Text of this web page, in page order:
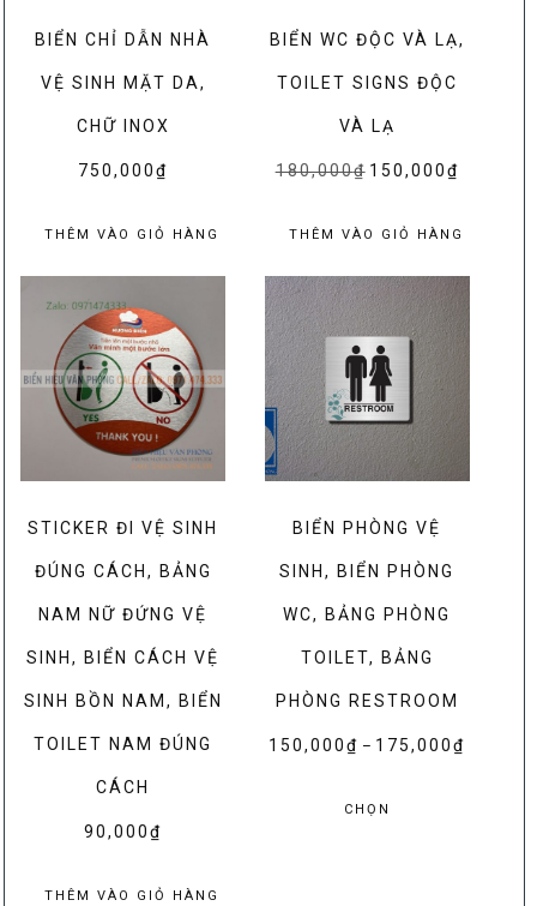
BIỂN CHỈ DẪN NHÀ
VỆ SINH MẶT DA,
CHỮ INOX
750,000₫
THÊM VÀO GIỎ HÀNG
BIỂN WC ĐỘC VÀ LẠ,
TOILET SIGNS ĐỘC
VÀ LẠ
180,000₫ Giá
là:
150,000₫Giá
tại
THÊM VÀO GIỎ HÀNG
STICKER ĐI VỆ SINH
ĐÚNG CÁCH, BẢNG
NAM NỮ ĐỨNG VỆ
SINH, BIỂN CÁCH VỆ
SINH BỒN NAM, BIỂN
TOILET NAM ĐÚNG
CÁCH
90,000₫
THÊM VÀO GIỎ HÀNG
BIỂN PHÒNG VỆ
SINH, BIỂN PHÒNG
WC, BẢNG PHÒNG
TOILET, BẢNG
PHÒNG RESTROOM
150,000₫ – 175,000₫
CHỌN